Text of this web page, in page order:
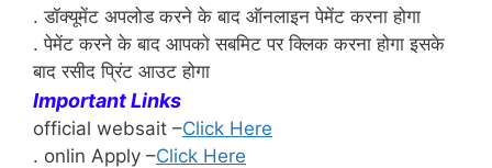
. डॉक्यूमेंट अपलोड करने के बाद ऑनलाइन पेमेंट करना होगा
. पेमेंट करने के बाद आपको सबमिट पर क्लिक करना होगा इसके
बाद रसीद प्रिंट आउट होगा
Important Links
official websait –Click Here
. onlin Apply –Click Here